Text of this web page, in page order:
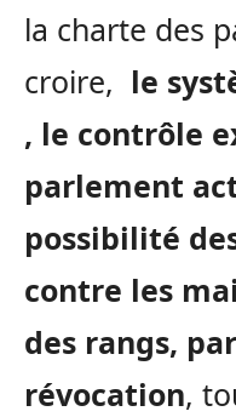
la charte des
croire, le
, le contrôle
parlement
possibilité
contre les
des rangs,
révocation,